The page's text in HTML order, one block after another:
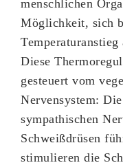
menschlichen
Möglichkeit, sich
Temperaturanstieg
Diese
gesteuert vom
Nervensystem:
sympathischen
Schweißdrüsen
stimulieren die